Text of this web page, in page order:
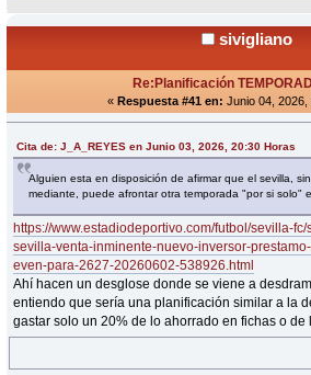
sivigliano
Re:Planificación
« Respuesta #41 en: Junio 04,
Cita de: J_A_REYES en Junio 03, 2026, 20:30 Horas
Alguien esta en disposición de afirmar que el sevilla,
mediante, puede afrontar otra temporada "por si solo"
https://www.estadiodeportivo.com/futbol/sevilla-
sevilla-venta-inminente-nuevo-inversor-
even-para-2627-20260602-538926.html
Ahí hacen un desglose donde se viene a
entiendo que sería una planificación similar a la
gastar solo un 20% de lo ahorrado en fichas o